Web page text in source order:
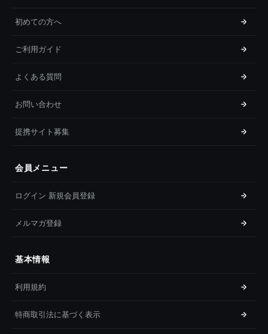
初めての方へ
ご利用ガイド
よくある質問
お問い合わせ
提携サイト募集
会員メニュー
ログイン 新規会員登録
メルマガ登録
基本情報
利用規約
特商取引法に基づく表示